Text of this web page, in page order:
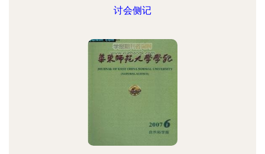
讨会侧记